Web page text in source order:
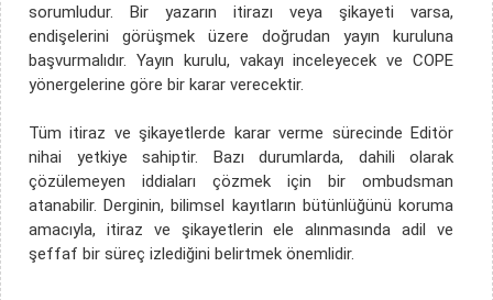
sorumludur. Bir yazarın itirazı veya şikayeti varsa,
endişelerini görüşmek üzere doğrudan yayın kuruluna
başvurmalıdır. Yayın kurulu, vakayı inceleyecek ve COPE
yönergelerine göre bir karar verecektir.
Tüm itiraz ve şikayetlerde karar verme sürecinde Editör
nihai yetkiye sahiptir. Bazı durumlarda, dahili olarak
çözülemeyen iddiaları çözmek için bir ombudsman
atanabilir. Derginin, bilimsel kayıtların bütünlüğünü koruma
amacıyla, itiraz ve şikayetlerin ele alınmasında adil ve
şeffaf bir süreç izlediğini belirtmek önemlidir.